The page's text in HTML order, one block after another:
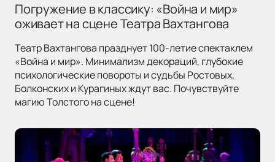
Погружение в классику: «Война и мир»
оживает на сцене Театра Вахтангова
Театр Вахтангова празднует 100-летие спектаклем
«Война и мир». Минимализм декораций, глубокие
психологические повороты и судьбы Ростовых,
Болконских и Курагиных ждут вас. Почувствуйте
магию Толстого на сцене!